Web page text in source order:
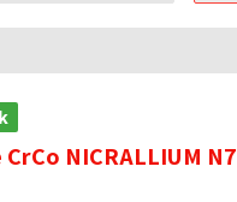
NICRALLIUM N7